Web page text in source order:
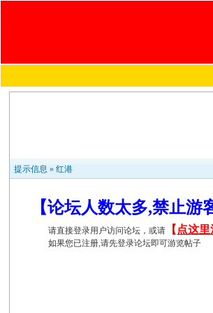
提示信息 »红港
【论坛人数太多,禁止
请直接登录用户访问论坛，或请 【 点这里
如果您已注册,请先登录论坛即可游览帖子